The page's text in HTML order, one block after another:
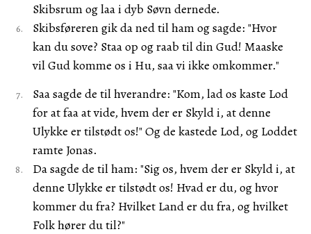
Skibsrum og laa i dyb Søvn dernede.
Skibsføreren gik da ned til ham og sagde: "Hvor
kan du sove? Staa op og raab til din Gud! Maaske
vil Gud komme os i Hu, saa vi ikke omkommer."
Saa sagde de til hverandre: "Kom, lad os kaste Lod
for at faa at vide, hvem der er Skyld i, at denne
Ulykke er tilstødt os!" Og de kastede Lod, og Loddet
ramte Jonas.
Da sagde de til ham: "Sig os, hvem der er Skyld i, at
denne Ulykke er tilstødt os! Hvad er du, og hvor
kommer du fra? Hvilket Land er du fra, og hvilket
Folk hører du til?"